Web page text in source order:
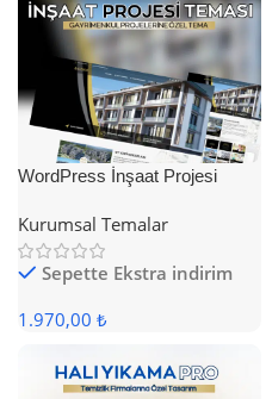
WordPress İnşaat Projesi
Kurumsal Temalar
Sepette Ekstra indirim
1.970,00 ₺